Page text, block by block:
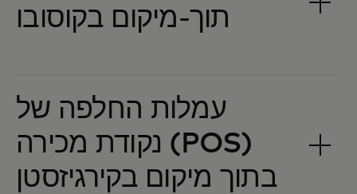
עמלות החלפה של
נקודת מכירה (POS)
בתוך מיקום בקירגיזסטן‎‎